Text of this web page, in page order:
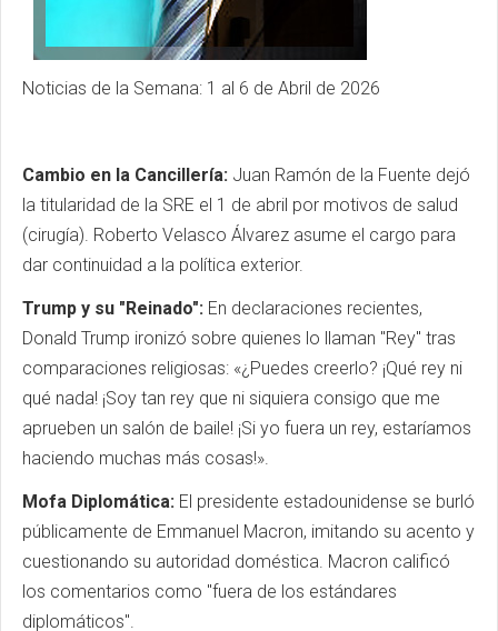
Noticias de la Semana: 1 al 6 de Abril de 2026
Cambio en la Cancillería: Juan Ramón de la Fuente dejó
la titularidad de la SRE el 1 de abril por motivos de salud
(cirugía). Roberto Velasco Álvarez asume el cargo para
dar continuidad a la política exterior.
Trump y su "Reinado": En declaraciones recientes,
Donald Trump ironizó sobre quienes lo llaman "Rey" tras
comparaciones religiosas: «¿Puedes creerlo? ¡Qué rey ni
qué nada! ¡Soy tan rey que ni siquiera consigo que me
aprueben un salón de baile! ¡Si yo fuera un rey, estaríamos
haciendo muchas más cosas!».
Mofa Diplomática: El presidente estadounidense se burló
públicamente de Emmanuel Macron, imitando su acento y
cuestionando su autoridad doméstica. Macron calificó
los comentarios como "fuera de los estándares
diplomáticos".